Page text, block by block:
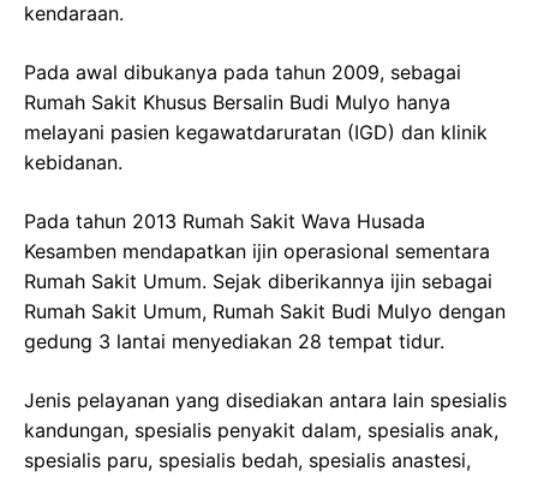
kendaraan.
Pada awal dibukanya pada tahun 2009, sebagai
Rumah Sakit Khusus Bersalin Budi Mulyo hanya
melayani pasien kegawatdaruratan (IGD) dan klinik
kebidanan.
Pada tahun 2013 Rumah Sakit Wava Husada
Kesamben mendapatkan ijin operasional sementara
Rumah Sakit Umum. Sejak diberikannya ijin sebagai
Rumah Sakit Umum, Rumah Sakit Budi Mulyo dengan
gedung 3 lantai menyediakan 28 tempat tidur.
Jenis pelayanan yang disediakan antara lain spesialis
kandungan, spesialis penyakit dalam, spesialis anak,
spesialis paru, spesialis bedah, spesialis anastesi,